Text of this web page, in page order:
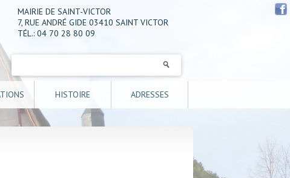
MAIRIE DE SAINT-VICTOR
7, RUE ANDRÉ GIDE 03410 SAINT VICTOR
TÉL.: 04 70 28 80 09
HISTOIRE ADRESSES